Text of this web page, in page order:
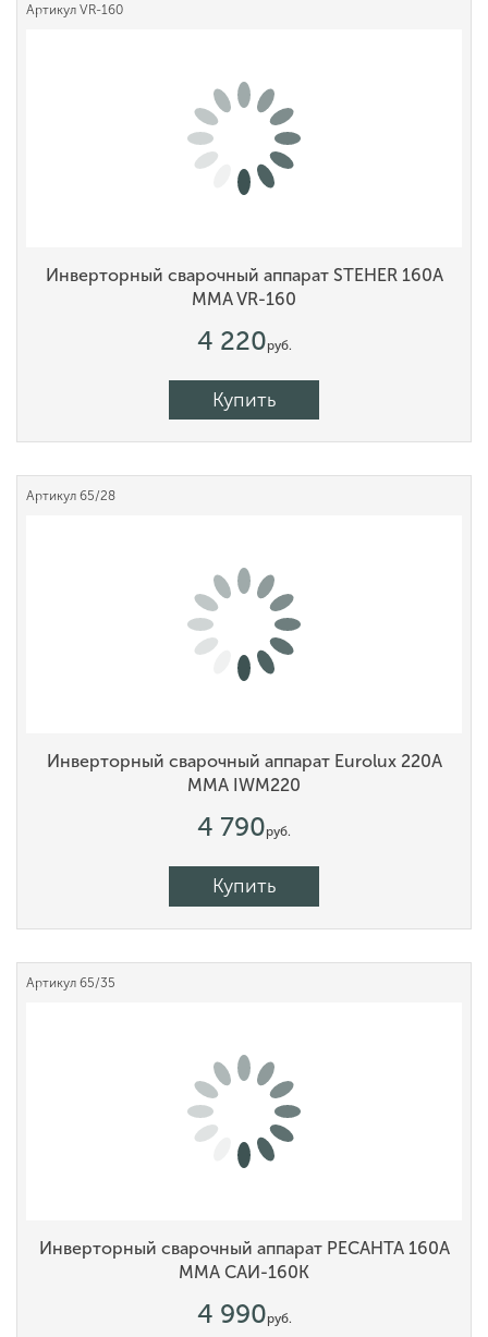
Артикул VR-160
Инверторный сварочный аппарат STEHER 160А
MMA VR-160
4 220руб.
Купить
Артикул 65/28
Инверторный сварочный аппарат Eurolux 220А
MMA IWM220
4 790руб.
Купить
Артикул 65/35
Инверторный сварочный аппарат РЕСАНТА 160А
MMA САИ-160К
4 990руб.